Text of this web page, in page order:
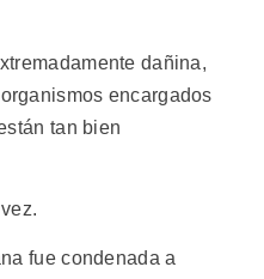
dañina,
encargados
tan bien
fue condenada a